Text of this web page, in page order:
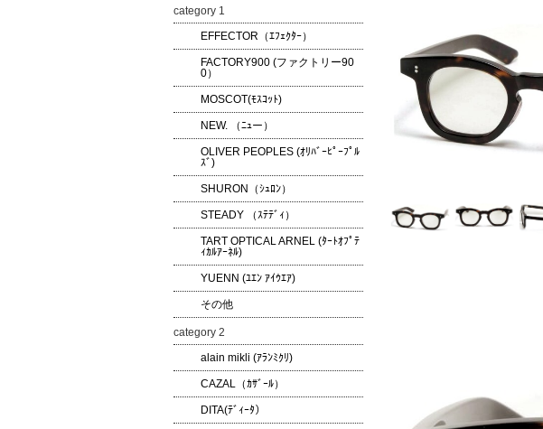
category 1
EFFECTOR（ｴﾌｪｸﾀｰ）
FACTORY900 (ファクトリー90
0）
MOSCOT(ﾓｽｺｯﾄ)
NEW. （ﾆｭー）
OLIVER PEOPLES (ｵﾘﾊﾞｰﾋﾟｰﾌﾟﾙ
ｽﾞ)
SHURON（ｼｭﾛﾝ）
STEADY （ｽﾃﾃﾞｨ）
TART OPTICAL ARNEL (ﾀｰﾄｵﾌﾟﾃ
ｨｶﾙｱｰﾈﾙ)
YUENN (ﾕｴﾝ ｱｲｳｴｱ)
その他
category 2
alain mikli (ｱﾗﾝﾐｸﾘ)
CAZAL（ｶｻﾞｰﾙ）
DITA(ﾃﾞｨｰﾀ）